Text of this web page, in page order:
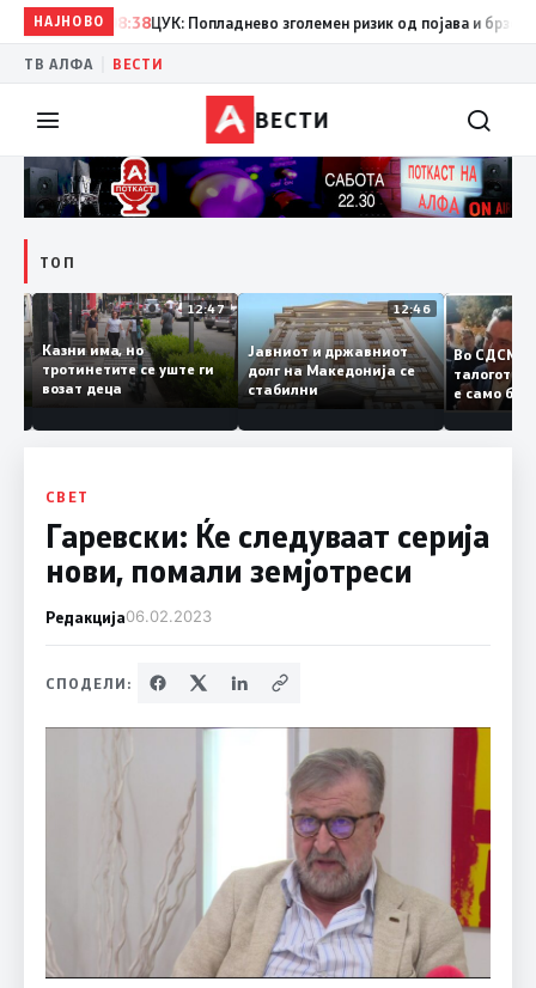
НАЈНОВО
08:38 ЦУК: Попладнево зголемен ризик од појава и брзо
ТВ АЛФА ВЕСТИ
ВЕСТИ
ТОП
12:50
и
12:47
Казни има, но
тротинетите се уште ги
возат деца
12:46
Јавниот и државниот
долг на Македонија се
стабилни
Во
е само
копија
Заев
СВЕТ
Гаревски: Ќе следуваат серија
нови, помали земјотреси
Редакција06.02.2023
СПОДЕЛИ: